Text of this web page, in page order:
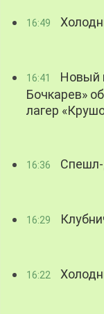
16:49
16:41
Новый
Бочкарев»
лагер
16:36 Спешл-
16:29
16:22